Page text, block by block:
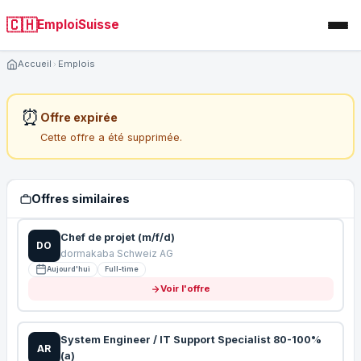
🇨🇭EmploiSuisse
Accueil Emplois
⏰ Offre expirée
Cette offre a été supprimée.
Offres similaires
DO
Chef de projet (m/f/d)
dormakaba Schweiz AG
Aujourd'hui Full-time
Voir l'offre
AR
System Engineer / IT Support Specialist 80-100%
(a)